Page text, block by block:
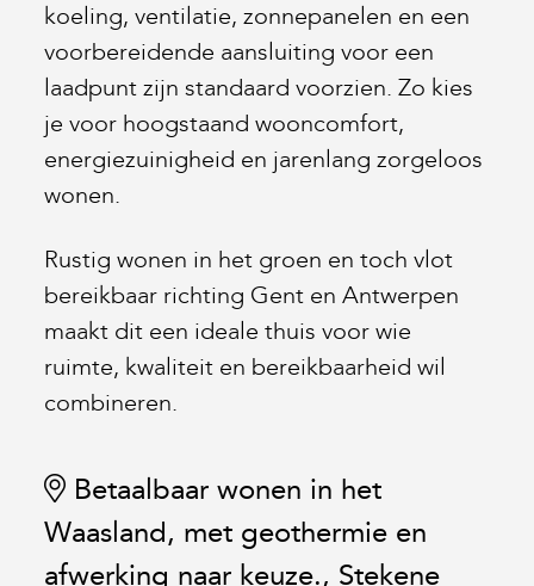
koeling, ventilatie, zonnepanelen en een
voorbereidende aansluiting voor een
laadpunt zijn standaard voorzien. Zo kies
je voor hoogstaand wooncomfort,
energiezuinigheid en jarenlang zorgeloos
wonen.
Rustig wonen in het groen en toch vlot
bereikbaar richting Gent en Antwerpen
maakt dit een ideale thuis voor wie
ruimte, kwaliteit en bereikbaarheid wil
combineren.
Betaalbaar wonen in het
Waasland, met geothermie en
afwerking naar keuze., Stekene